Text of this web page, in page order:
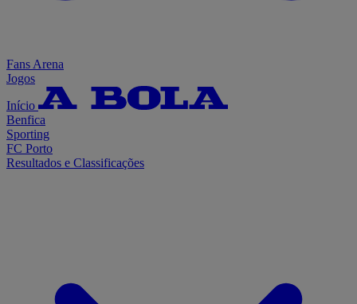
Fans Arena
Jogos
Início
Benfica
Sporting
FC Porto
Resultados e Classificações